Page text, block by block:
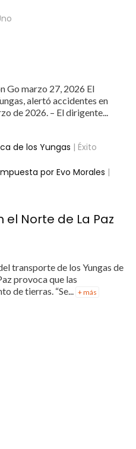
Go marzo 27, 2026 El
alertó accidentes en
de 2026. – El dirigente...
de los Yungas | Éxito
por Evo Morales |
Norte de La Paz
transporte de los Yungas de
provoca que las
de tierras. “Se...
+ más